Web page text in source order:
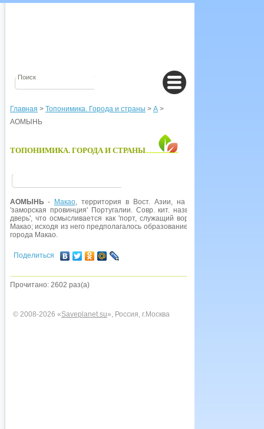
Главная > Топонимика. Города и страны > А >
АОМЫНЬ
ТОПОНИМИКА. ГОРОДА И СТРАНЫ
АОМЫНЬ - Макао, территория в Вост. Азии, на берегу Юж.-
'заморская провинция' Португалии. Совр. кит. название
дверь', что осмысливается как 'порт, служащий воротами в Юж.
Макао; исходя из него предполагалось образование от кит. Амакао
города Макао.
Поделиться
Прочитано: 2602 раз(а)
© 2008-2026 «Saveplanet.su», Россия, г.Москва